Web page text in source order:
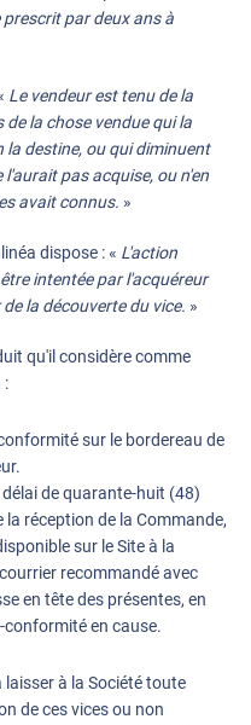
par deux ans à
Le vendeur est tenu de la
la chose vendue qui la
la destine, ou qui diminuent
pas acquise, ou n'en
avait connus. »
dispose : « L'action
intentée par l'acquéreur
la découverte du vice. »
qu'il considère comme
:
sur le bordereau de
de quarante-huit (48)
réception de la Commande,
sur le Site à la
recommandé avec
en tête des présentes, en
en cause.
à la Société toute
de ces vices ou non